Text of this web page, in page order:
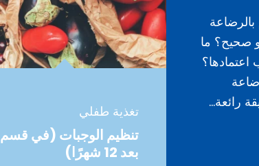
صحيح؟ ما
اعتمادها؟
رائعة…
تغذية طفلي
تنظيم الوجبات (في قسم
بعد 12 شهرًا)